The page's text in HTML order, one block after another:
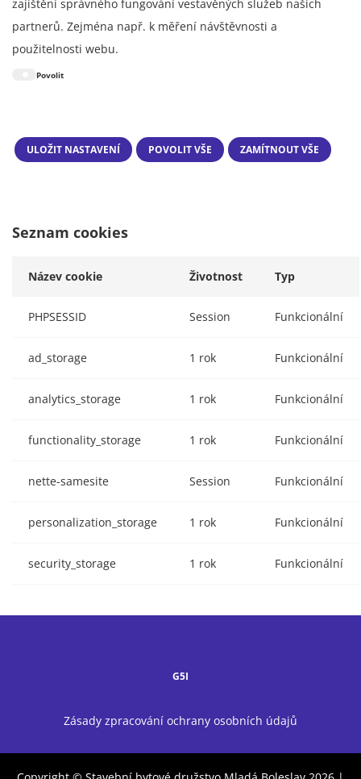
zajištění správného fungování vestavěných služeb našich
partnerů. Zejména např. k měření návštěvnosti a
použitelnosti webu.
Povolit
Seznam cookies
Název cookie Životnost Typ
PHPSESSID Session Funkcionální
ad_storage 1 rok Funkcionální
analytics_storage 1 rok Funkcionální
functionality_storage 1 rok Funkcionální
nette-samesite Session Funkcionální
personalization_storage 1 rok Funkcionální
security_storage 1 rok Funkcionální
G5I
Zásady zpracování ochrany osobních údajů